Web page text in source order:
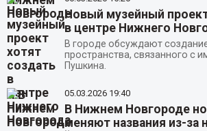
Новый музейный
в центре Нижнего
В городе обсуждают
пространства, связанного с
Пушкина.
05.03.2026 19:40
В Нижнем Новгороде
меняют названия из-за